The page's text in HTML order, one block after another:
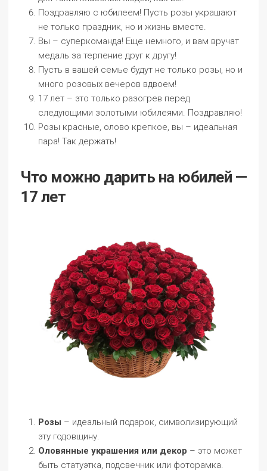
Поздравляю с юбилеем! Пусть розы украшают
не только праздник, но и жизнь вместе.
Вы – суперкоманда! Еще немного, и вам вручат
медаль за терпение друг к другу!
Пусть в вашей семье будут не только розы, но и
много розовых вечеров вдвоем!
17 лет – это только разогрев перед
следующими золотыми юбилеями. Поздравляю!
Розы красные, олово крепкое, вы – идеальная
пара! Так держать!
Что можно дарить на юбилей —
17 лет
Розы – идеальный подарок, символизирующий
эту годовщину.
Оловянные украшения или декор – это может
быть статуэтка, подсвечник или фоторамка.